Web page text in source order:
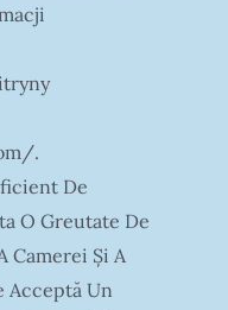
.
De
O Greutate De
Camerei Și A
Acceptă Un